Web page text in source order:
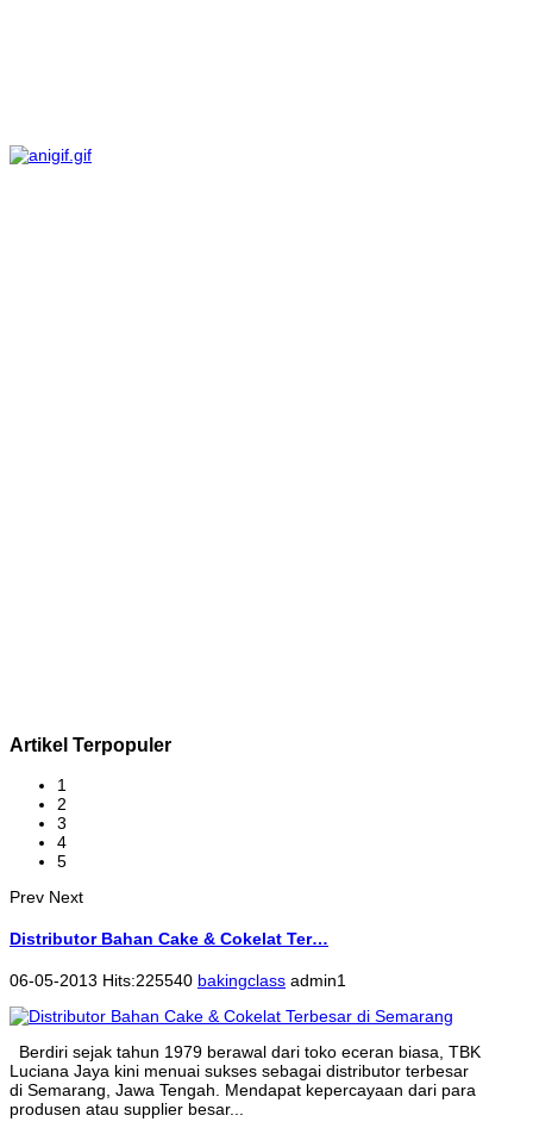
Artikel Terpopuler
1
2
3
4
5
Prev Next
Distributor Bahan Cake & Cokelat Ter…
06-05-2013 Hits:225540 bakingclass admin1
Berdiri sejak tahun 1979 berawal dari toko eceran biasa, TBK
Luciana Jaya kini menuai sukses sebagai distributor terbesar
di Semarang, Jawa Tengah. Mendapat kepercayaan dari para
produsen atau supplier besar...